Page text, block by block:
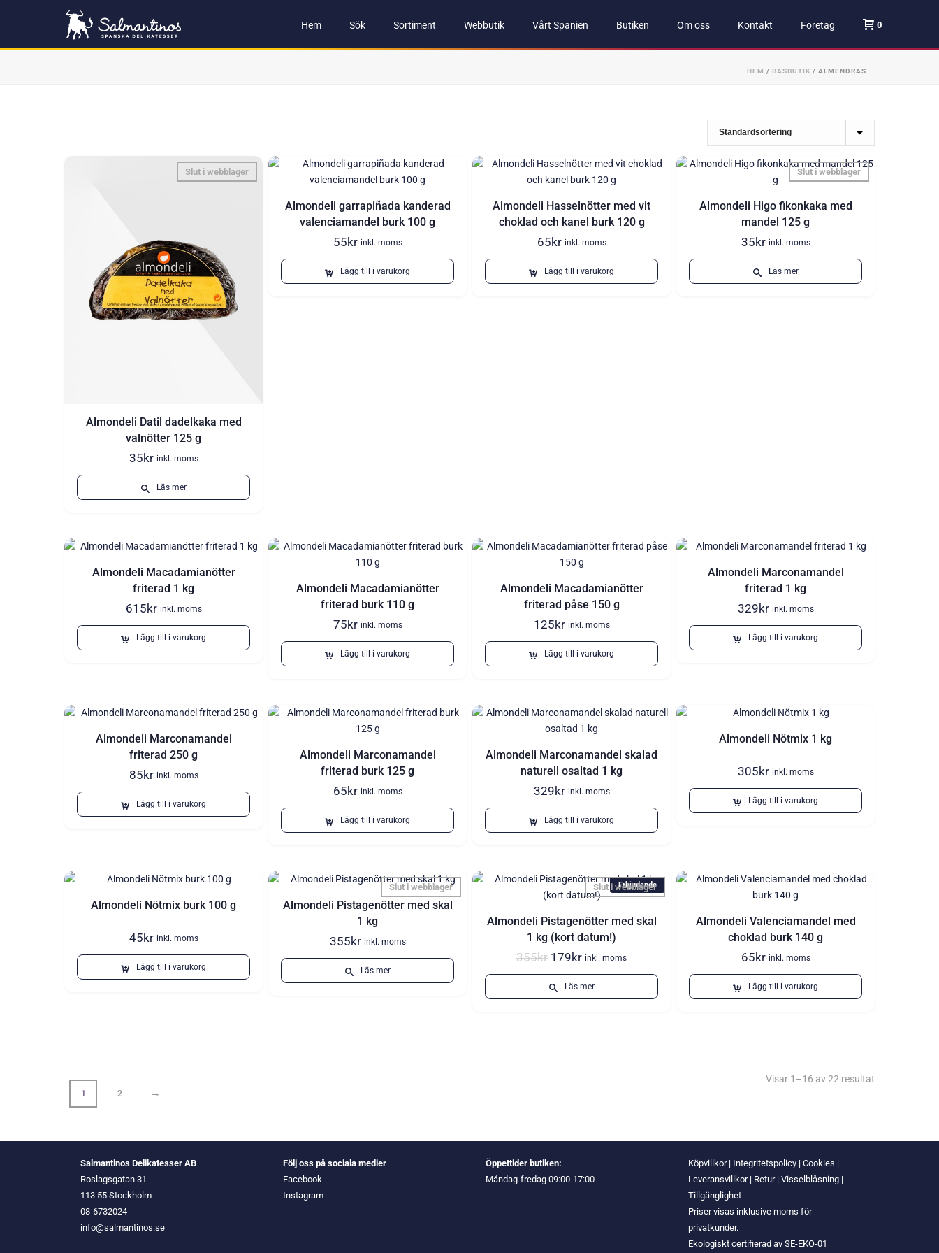
Hem Sök Sortiment Webbutik Vårt Spanien Butiken Om oss Kontakt Företag 0
HEM / BASBUTIK / ALMENDRAS
Almondeli Datil dadelkaka med
valnötter 125 g
Slut i webblager
35kr inkl. moms
Läs mer
Almondeli garrapiñada kanderad
valenciamandel burk 100 g
55kr inkl. moms
Lägg till i varukorg
Almondeli Hasselnötter med vit
choklad och kanel burk 120 g
65kr inkl. moms
Lägg till i varukorg
Almondeli Higo fikonkaka med
mandel 125 g
Slut i webblager
35kr inkl. moms
Läs mer
Almondeli Macadamianötter
friterad 1 kg
615kr inkl. moms
Lägg till i varukorg
Almondeli Macadamianötter
friterad burk 110 g
75kr inkl. moms
Lägg till i varukorg
Almondeli Macadamianötter
friterad påse 150 g
125kr inkl. moms
Lägg till i varukorg
Almondeli Marconamandel
friterad 1 kg
329kr inkl. moms
Lägg till i varukorg
Almondeli Marconamandel
friterad 250 g
85kr inkl. moms
Lägg till i varukorg
Almondeli Marconamandel
friterad burk 125 g
65kr inkl. moms
Lägg till i varukorg
Almondeli Marconamandel skalad
naturell osaltad 1 kg
329kr inkl. moms
Lägg till i varukorg
Almondeli Nötmix 1 kg
305kr inkl. moms
Lägg till i varukorg
Almondeli Nötmix burk 100 g
45kr inkl. moms
Lägg till i varukorg
Almondeli Pistagenötter med skal
1 kg
Slut i webblager
355kr inkl. moms
Läs mer
Erbjudande
Almondeli Pistagenötter med skal
1 kg (kort datum!)
Slut i webblager
355kr Det
priset
var:
179krDet
priset
är:
inkl. moms
Läs mer
Almondeli Valenciamandel med
choklad burk 140 g
65kr inkl. moms
Lägg till i varukorg
1 2 →
Visar 1–16 av 22 resultat
Salmantinos Delikatesser AB
Roslagsgatan 31
113 55 Stockholm
08-6732024
info@salmantinos.se
Följ oss på sociala medier
Facebook
Instagram
Öppettider butiken:
Måndag-fredag 09:00-17:00
Köpvillkor| Integritetspolicy |Cookies |
Leveransvillkor| Retur|Visselblåsning |
Tillgänglighet
Priser visas inklusive moms för
privatkunder.
Ekologiskt certifierad av SE-EKO-01